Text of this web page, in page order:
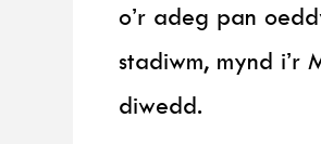
o’r adeg pan
stadiwm, mynd i’r
diwedd.